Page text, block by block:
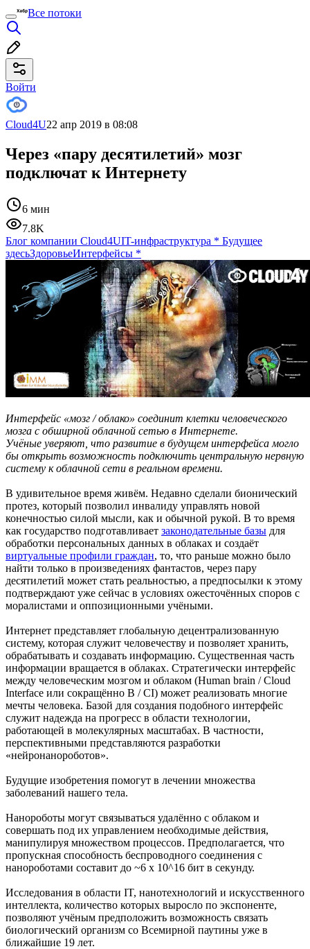
Все потоки
Войти
Cloud4U22 апр 2019 в 08:08
Через «пару десятилетий» мозг
подключат к Интернету
6 мин
7.8K
Блог компании Cloud4UIT-инфраструктура * Будущее
здесьЗдоровьеИнтерфейсы *
Интерфейс «мозг / облако» соединит клетки человеческого
мозга с обширной облачной сетью в Интернете.
Учёные уверяют, что развитие в будущем интерфейса могло
бы открыть возможность подключить центральную нервную
систему к облачной сети в реальном времени.
В удивительное время живём. Недавно сделали бионический
протез, который позволил инвалиду управлять новой
конечностью силой мысли, как и обычной рукой. В то время
как государство подготавливает законодательные базы для
обработки персональных данных в облаках и создаёт
виртуальные профили граждан, то, что раньше можно было
найти только в произведениях фантастов, через пару
десятилетий может стать реальностью, а предпосылки к этому
подтверждают уже сейчас в условиях ожесточённых споров с
моралистами и оппозиционными учёными.
Интернет представляет глобальную децентрализованную
систему, которая служит человечеству и позволяет хранить,
обрабатывать и создавать информацию. Существенная часть
информации вращается в облаках. Стратегически интерфейс
между человеческим мозгом и облаком (Human brain / Cloud
Interface или сокращённо B / CI) может реализовать многие
мечты человека. Базой для создания подобного интерфейс
служит надежда на прогресс в области технологии,
работающей в молекулярных масштабах. В частности,
перспективными представляются разработки
«нейронанороботов».
Будущие изобретения помогут в лечении множества
заболеваний нашего тела.
Нанороботы могут связываться удалённо с облаком и
совершать под их управлением необходимые действия,
манипулируя множеством процессов. Предполагается, что
пропускная способность беспроводного соединения с
нанороботами составит до ~6 х 10^16 бит в секунду.
Исследования в области IT, нанотехнологий и искусственного
интеллекта, количество которых выросло по экспоненте,
позволяют учёным предположить возможность связать
биологический организм со Всемирной паутины уже в
ближайшие 19 лет.